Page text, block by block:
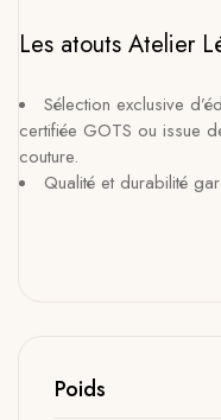
Les atouts Atelier
Sélection exclusive
certifiée GOTS ou issue
couture.
Qualité et durabilité
Poids